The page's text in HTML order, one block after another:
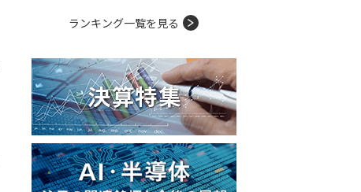
ランキング一覧を見る